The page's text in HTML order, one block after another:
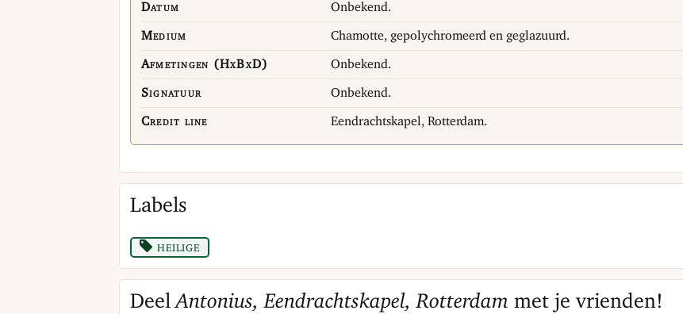
Datum Onbekend.
Medium Chamotte, gepolychromeerd en geglazuurd.
Afmetingen (HxBxD) Onbekend.
Signatuur Onbekend.
Credit line Eendrachtskapel, Rotterdam.
Labels
heilige
DeelAntonius, Eendrachtskapel, Rotterdam met je vrienden!